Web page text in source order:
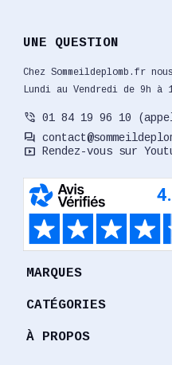
UNE QUESTION
Chez Sommeildeplomb.fr
Lundi au Vendredi de 9h à
phone_in_talk 01 84 19 96 10
forum
smart_display Rendez-vous sur
MARQUES
CATÉGORIES
À PROPOS